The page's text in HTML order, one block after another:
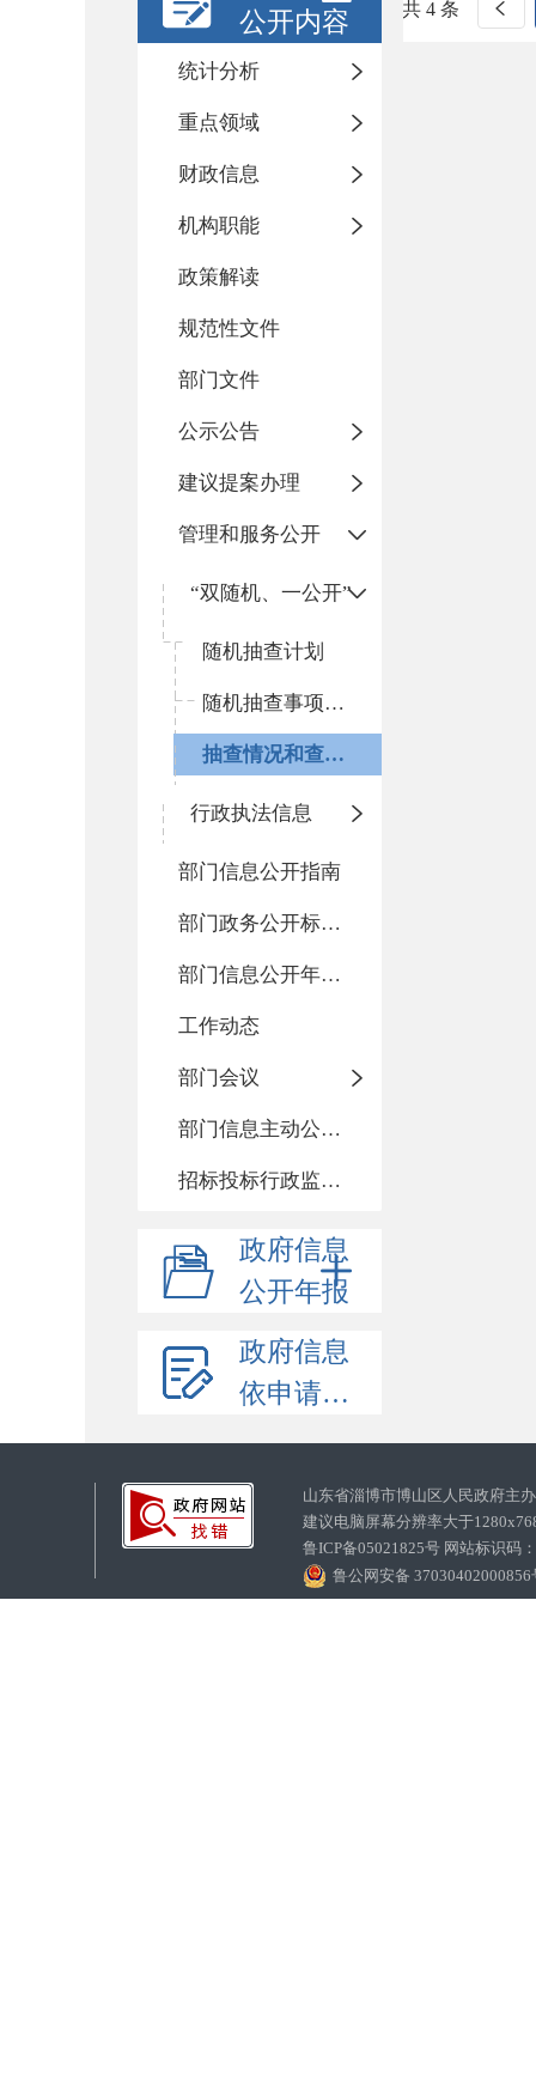
公开内容
统计分析
重点领域
财政信息
机构职能
政策解读
规范性文件
部门文件
公示公告
建议提案办理
管理和服务公开
“双随机、一公开”
随机抽查计划
随机抽查事项清单
抽查情况和查处结果
行政执法信息
部门信息公开指南
部门政务公开标准化目录
部门信息公开年度报告
工作动态
部门会议
部门信息主动公开基本目录
招标投标行政监督责任清单
政府信息
公开年报
政府信息
依申请公开
共 4 条
山东省淄博市博山区人民政府
建议电脑屏幕分辨率大于
鲁ICP备05021825号 网站标识码
鲁公网安备 37030402000856